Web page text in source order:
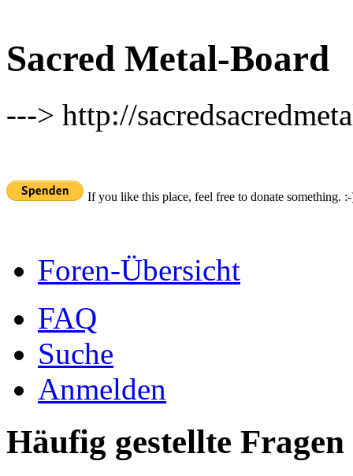
Sacred Metal-Board
---> http://
If you like this place, feel free to donate something.
Foren-Übersicht
FAQ
Suche
Anmelden
Häufig gestellte Fragen